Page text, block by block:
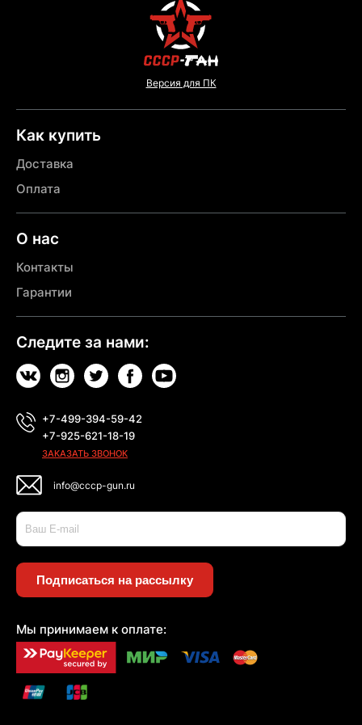
Версия для ПК
Как купить
Доставка
Оплата
О нас
Контакты
Гарантии
Следите за нами:
+7-499-394-59-42
+7-925-621-18-19
ЗАКАЗАТЬ ЗВОНОК
info@cccp-gun.ru
Подписаться на рассылку
Мы принимаем к оплате: